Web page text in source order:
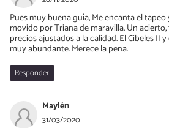
Pues muy buena guía, Me encanta el
movido por Triana de maravilla. Un
precios ajustados a la calidad. El Cibeles II
muy abundante. Merece la pena.
Responder
Maylén
31/03/2020